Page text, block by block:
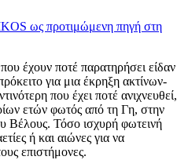
ως προτιμώμενη πηγή στη
που έχουν ποτέ παρατηρήσει είδαν
για μια έκρηξη ακτίνων-
που έχει ποτέ ανιχνευθεί,
ετών φωτός από τη Γη, στην
Βέλους. Τόσο ισχυρή φωτεινή
ή και αιώνες για να
επιστήμονες.